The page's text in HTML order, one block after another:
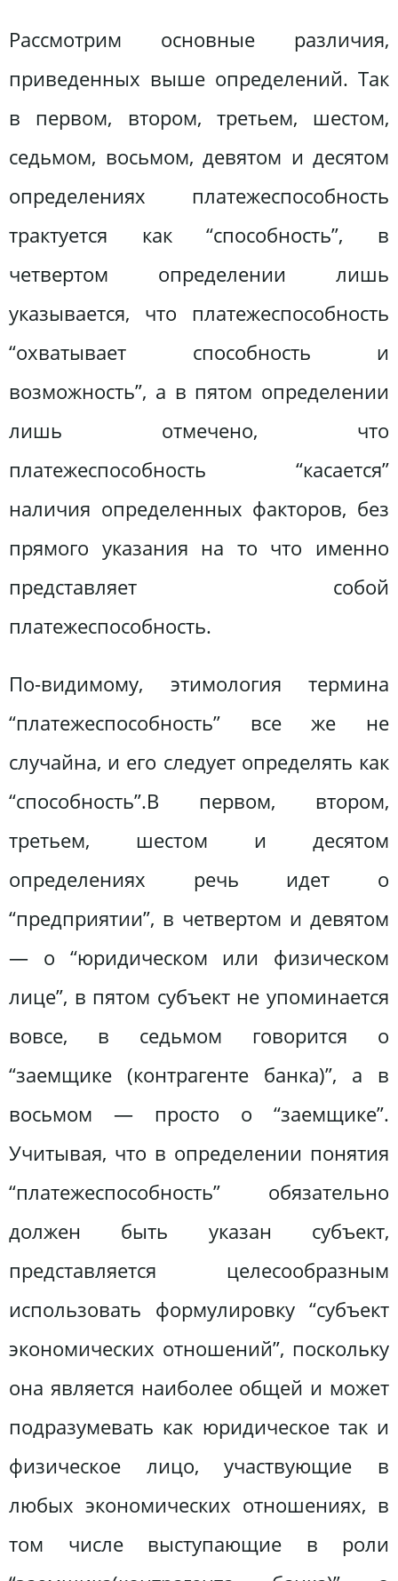
Рассмотрим основные различия,
приведенных выше определений. Так
в первом, втором, третьем, шестом,
седьмом, восьмом, девятом и десятом
определениях платежеспособность
трактуется как “способность”, в
четвертом определении лишь
указывается, что платежеспособность
“охватывает способность и
возможность”, а в пятом определении
лишь отмечено, что
платежеспособность “касается”
наличия определенных факторов, без
прямого указания на то что именно
представляет собой
платежеспособность.
По-видимому, этимология термина
“платежеспособность” все же не
случайна, и его следует определять как
“способность”.В первом, втором,
третьем, шестом и десятом
определениях речь идет о
“предприятии”, в четвертом и девятом
— о “юридическом или физическом
лице”, в пятом субъект не упоминается
вовсе, в седьмом говорится о
“заемщике (контрагенте банка)”, а в
восьмом — просто о “заемщике”.
Учитывая, что в определении понятия
“платежеспособность” обязательно
должен быть указан субъект,
представляется целесообразным
использовать формулировку “субъект
экономических отношений”, поскольку
она является наиболее общей и может
подразумевать как юридическое так и
физическое лицо, участвующие в
любых экономических отношениях, в
том числе выступающие в роли